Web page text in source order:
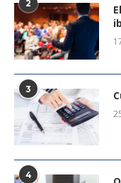
2
3
4